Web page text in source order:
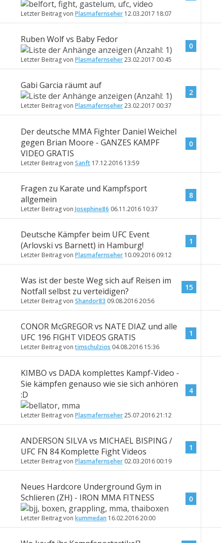
Letzter Beitrag von Plasmafernseher 12.03.2017 18:07
Ruben Wolf vs Baby Fedor
Letzter Beitrag von Plasmafernseher23.02.2017 00:45
0
Gabi Garcia räumt auf
Letzter Beitrag von Plasmafernseher23.02.2017 00:37
2
Der deutsche MMA Fighter Daniel Weichel
gegen Brian Moore - GANZES KAMPF
VIDEO GRATIS
Letzter Beitrag von Sanft 17.12.2016 13:59
0
Fragen zu Karate und Kampfsport
allgemein
Letzter Beitrag von Josephine86 06.11.2016 10:37
8
Deutsche Kämpfer beim UFC Event
(Arlovski vs Barnett) in Hamburg!
Letzter Beitrag von Plasmafernseher 10.09.2016 09:12
1
Was ist der beste Weg sich auf Reisen im
Notfall selbst zu verteidigen?
Letzter Beitrag von Shandor83 09.08.201620:56
15
CONOR McGREGOR vs NATE DIAZ und alle
UFC 196 FIGHT VIDEOS GRATIS
Letzter Beitrag von timschulzios 04.08.2016 15:36
1
KIMBO vs DADA komplettes Kampf-Video -
Sie kämpfen genauso wie sie sich anhören
:D
Letzter Beitrag von Plasmafernseher25.07.201621:12
4
ANDERSON SILVA vs MICHAEL BISPING /
UFC FN 84 Komplette Fight Videos
Letzter Beitrag von Plasmafernseher 02.03.2016 00:19
1
Neues Hardcore Underground Gym in
Schlieren (ZH) - IRON MMA FITNESS
Letzter Beitrag von kummedan 16.02.201620:00
0